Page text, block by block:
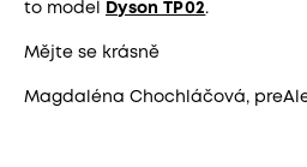
to model
Dyson TP02.
Mějte se krásně
Magdaléna Chochláčová,